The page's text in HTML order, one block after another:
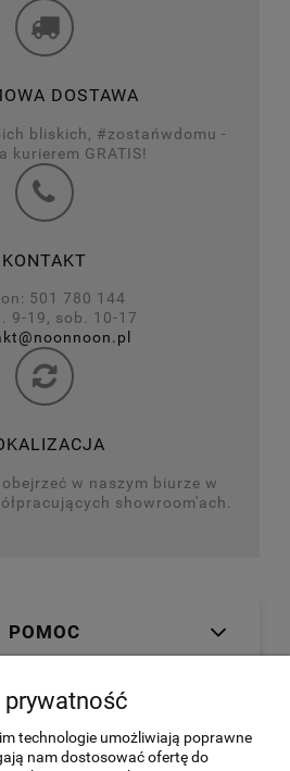
DOSTAWA
bliskich, #zostańwdomu -
kurierem GRATIS!
KONTAKT
501 780 144
9-19, sob. 10-17
w naszym biurze w
showroom'ach.
POMOC
KONTO
prywatność
technologie umożliwiają poprawne
nam dostosować ofertę do